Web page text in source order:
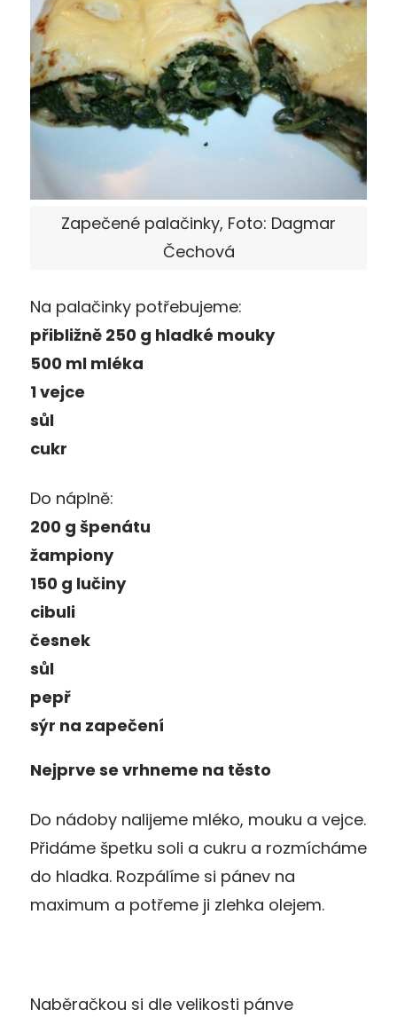
Zapečené palačinky, Foto: Dagmar
Čechová
Na palačinky potřebujeme:
přibližně 250 g hladké mouky
500 ml mléka
1 vejce
sůl
cukr
Do náplně:
200 g špenátu
žampiony
150 g lučiny
cibuli
česnek
sůl
pepř
sýr na zapečení
Nejprve se vrhneme na těsto
Do nádoby nalijeme mléko, mouku a vejce.
Přidáme špetku soli a cukru a rozmícháme
do hladka. Rozpálíme si pánev na
maximum a potřeme ji zlehka olejem.
Naběračkou si dle velikosti pánve